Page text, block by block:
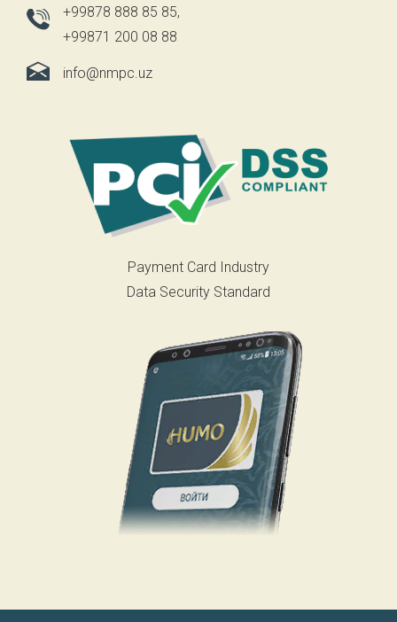
+99878 888 85 85,
+99871 200 08 88
info@nmpc.uz
Payment Card Industry
Data Security Standard